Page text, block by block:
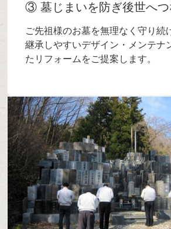
③ 墓じまいを防ぎ後世へつ
ご先祖様のお墓を無理なく守り続
継承しやすいデザイン・メンテナ
たリフォームをご提案します。